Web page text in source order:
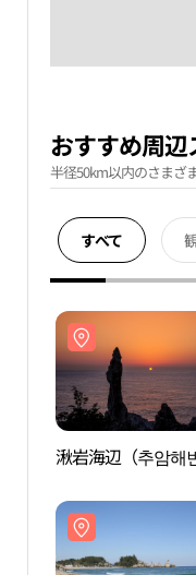
おすすめ周辺
半径50km以内のさまざ
すべて
湫岩海辺（추암해